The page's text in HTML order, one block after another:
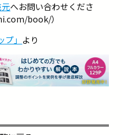
へお問い合わせくださ
book/）
」 より